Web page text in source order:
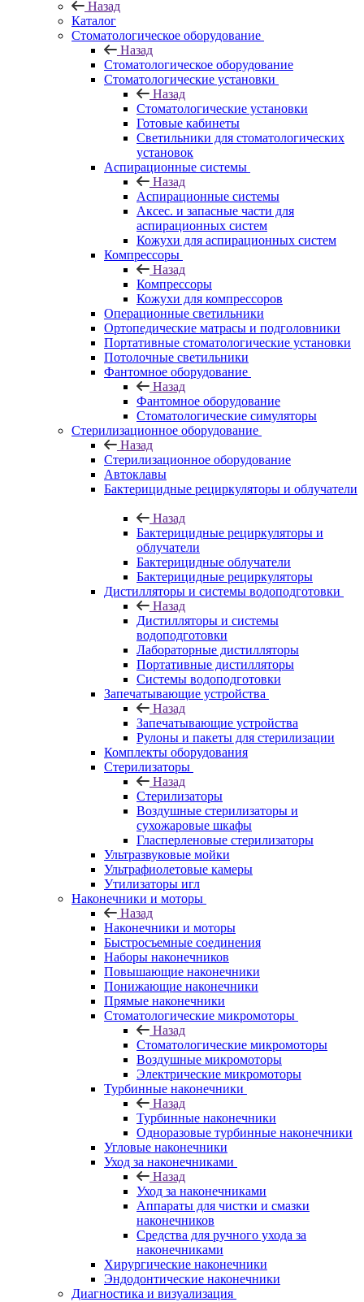
Назад
Каталог
Стоматологическое оборудование
Назад
Стоматологическое оборудование
Стоматологические установки
Назад
Стоматологические установки
Готовые кабинеты
Светильники для стоматологических
установок
Аспирационные системы
Назад
Аспирационные системы
Аксес. и запасные части для
аспирационных систем
Кожухи для аспирационных систем
Компрессоры
Назад
Компрессоры
Кожухи для компрессоров
Операционные светильники
Ортопедические матрасы и подголовники
Портативные стоматологические установки
Потолочные светильники
Фантомное оборудование
Назад
Фантомное оборудование
Стоматологические симуляторы
Стерилизационное оборудование
Назад
Стерилизационное оборудование
Автоклавы
Бактерицидные рециркуляторы и облучатели
Назад
Бактерицидные рециркуляторы и
облучатели
Бактерицидные облучатели
Бактерицидные рециркуляторы
Дистилляторы и системы водоподготовки
Назад
Дистилляторы и системы
водоподготовки
Лабораторные дистилляторы
Портативные дистилляторы
Системы водоподготовки
Запечатывающие устройства
Назад
Запечатывающие устройства
Рулоны и пакеты для стерилизации
Комплекты оборудования
Стерилизаторы
Назад
Стерилизаторы
Воздушные стерилизаторы и
сухожаровые шкафы
Гласперленовые стерилизаторы
Ультразвуковые мойки
Ультрафиолетовые камеры
Утилизаторы игл
Наконечники и моторы
Назад
Наконечники и моторы
Быстросъемные соединения
Наборы наконечников
Повышающие наконечники
Понижающие наконечники
Прямые наконечники
Стоматологические микромоторы
Назад
Стоматологические микромоторы
Воздушные микромоторы
Электрические микромоторы
Турбинные наконечники
Назад
Турбинные наконечники
Одноразовые турбинные наконечники
Угловые наконечники
Уход за наконечниками
Назад
Уход за наконечниками
Аппараты для чистки и смазки
наконечников
Средства для ручного ухода за
наконечниками
Хирургические наконечники
Эндодонтические наконечники
Диагностика и визуализация